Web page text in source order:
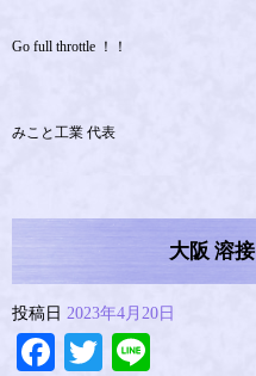
Go full throttle ！！
みこと工業 代表
大阪 溶
投稿日 2023年4月20日
Facebook
Twitter